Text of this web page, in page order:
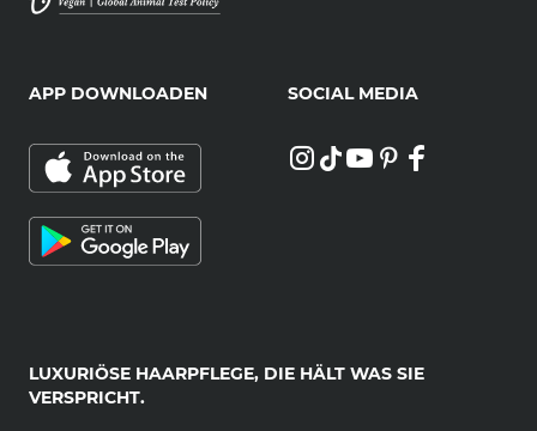
LUXURIÖSE HAARPFLEGE, DIE HÄLT WAS SIE
VERSPRICHT.
APP DOWNLOADEN SOCIAL MEDIA